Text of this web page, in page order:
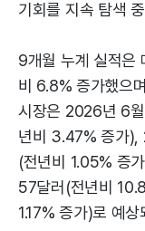
기회를 지속 탐색
9개월 누계 실적은
비 6.8% 증가했으
시장은 2026년 6
년비 3.47% 증가),
(전년비 1.05% 증
57달러(전년비
1.17% 증가)로 예